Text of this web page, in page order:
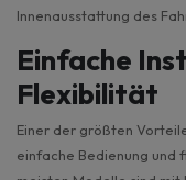
Innenausstattung des
Einfache
Flexibilität
Einer der größten
einfache Bedienung und